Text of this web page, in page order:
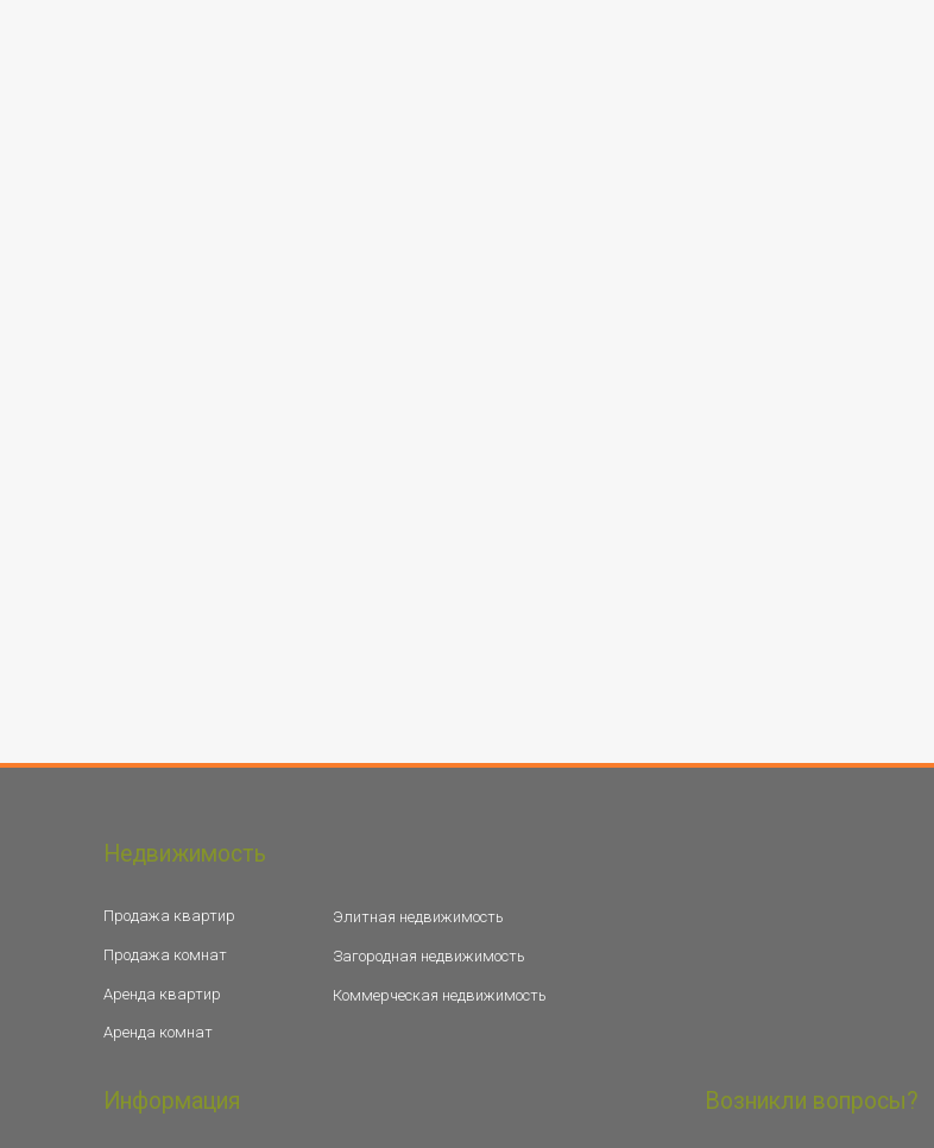
Недвижимость
Продажа квартир
Продажа комнат
Аренда квартир
Аренда комнат
Элитная недвижимость
Загородная недвижимость
Коммерческая недвижимость
Информация Возникли вопросы?